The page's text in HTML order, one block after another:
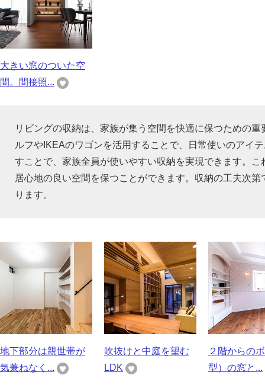
大きい窓のついた空
間。間接照...
リビングの収納は、家族が集う空間を快適に保つための
ルフやIKEAのワゴンを活用することで、日常使いのアイ
すことで、家族全員が使いやすい収納を実現できます。
居心地の良い空間を保つことができます。収納の工夫次
ります。
地下部分は親世帯が
気兼ねなく...
吹抜けと中庭を望む
LDK
２階からの
型）の窓と...